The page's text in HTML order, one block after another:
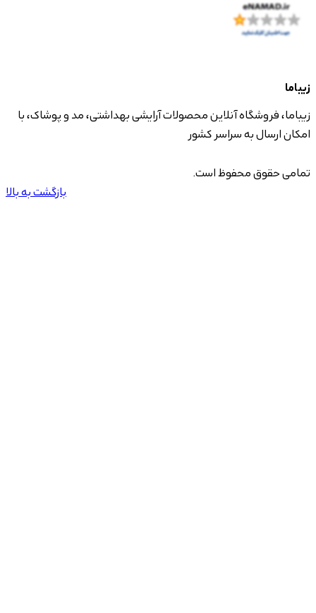
زیباما
زیباما، فروشگاه آنلاین محصولات آرایشی بهداشتی، مد و پوشاک، با
امکان ارسال به سراسر کشور
تمامی حقوق محفوظ است.
بازگشت به بالا